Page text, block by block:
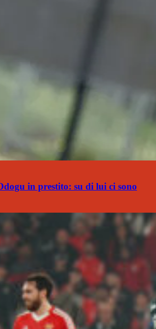
in prestito: su di lui ci sono